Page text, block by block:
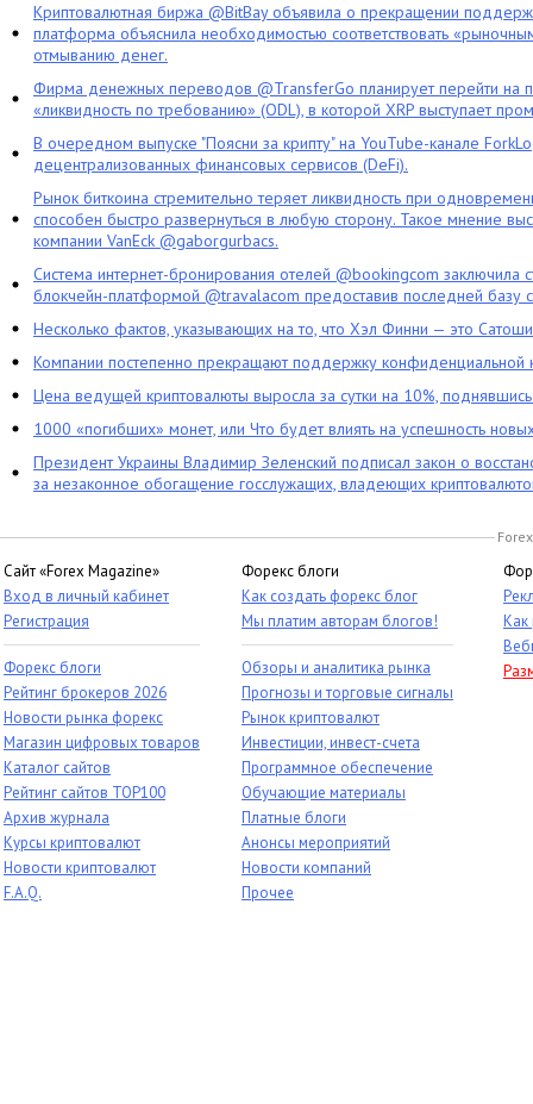
Криптовалютная биржа @BitBay объявила о прекращении
платформа объяснила необходимостью соответствовать
отмыванию денег.
Фирма денежных переводов @TransferGo планирует перейти на
«ликвидность по требованию» (ODL), в которой XRP выступает
В очередном выпуске "Поясни за крипту" на YouTube-канале
децентрализованных финансовых сервисов (DeFi).
Рынок биткоина стремительно теряет ликвидность при
способен быстро развернуться в любую сторону. Такое мнение
компании VanEck @gaborgurbacs.
Система интернет-бронирования отелей @bookingcom заключила
блокчейн-платформой @travalacom предоставив последней базу
Несколько фактов, указывающих на то, что Хэл Финни — это
Компании постепенно прекращают поддержку конфиденциальной
Цена ведущей криптовалюты выросла за сутки на 10%,
1000 «погибших» монет, или Что будет влиять на успешность
Президент Украины Владимир Зеленский подписал закон о
за незаконное обогащение госслужащих, владеющих
Сайт «Forex Magazine»
Вход в личный кабинет
Регистрация
Форекс блоги
Рейтинг брокеров 2026
Новости рынка форекс
Магазин цифровых товаров
Каталог сайтов
Рейтинг сайтов TOP100
Архив журнала
Курсы криптовалют
Новости криптовалют
F.A.Q.
Форекс блоги
Как создать форекс блог
Мы платим авторам блогов!
Обзоры и аналитика рынка
Прогнозы и торговые сигналы
Рынок криптовалют
Инвестиции, инвест-счета
Программное обеспечение
Обучающие материалы
Платные блоги
Анонсы мероприятий
Новости компаний
Прочее
Как